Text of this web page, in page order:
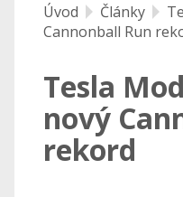
Úvod Články
Cannonball Run
Tesla
nový
rekord